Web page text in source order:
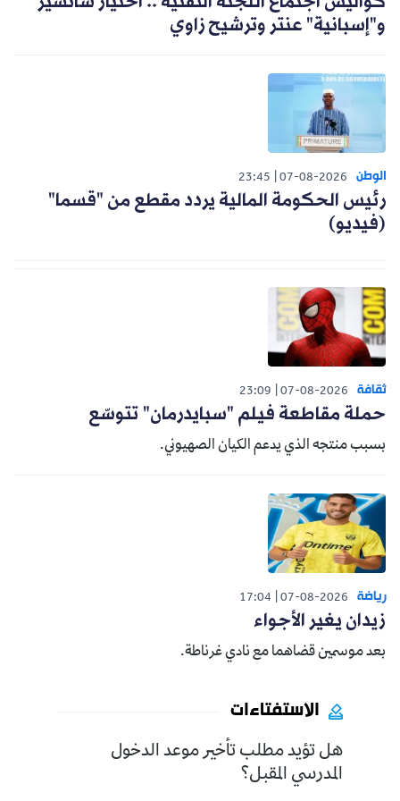
و"إسبانية" عنتر وترشيح زاوي
الوطن 07-08-2026
23:45
رئيس الحكومة المالية يردد مقطع من "قسما"
(فيديو)
ثقافة 07-08-2026
23:09
حملة مقاطعة فيلم "سبايدرمان" تتوسّع
بسبب منتجه الذي يدعم الكيان الصهيوني.
رياضة 07-08-2026
17:04
زيدان يغير الأجواء
بعد موسمين قضاهما مع نادي غرناطة.
الاستفتاءات
هل تؤيد مطلب تأخير موعد الدخول
المدرسي المقبل؟